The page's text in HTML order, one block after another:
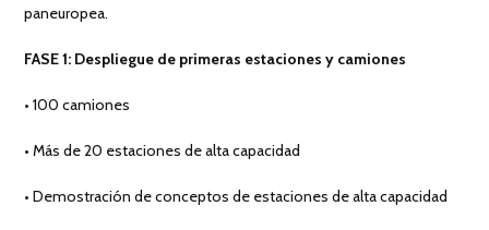
paneuropea.
FASE 1: Despliegue de primeras estaciones y camiones
• 100 camiones
• Más de 20 estaciones de alta capacidad
• Demostración de conceptos de estaciones de alta capacidad